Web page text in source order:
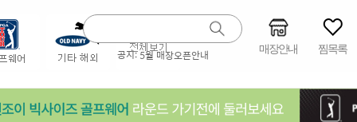
공지:5월 매장오픈안내 매장안내 찜목록